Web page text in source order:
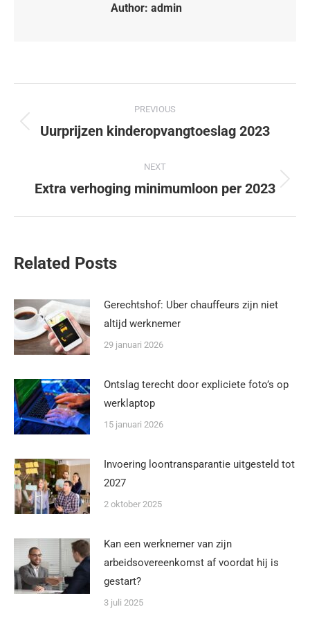
Author: admin
PREVIOUS
Uurprijzen kinderopvangtoeslag 2023
NEXT
Extra verhoging minimumloon per 2023
Related Posts
Gerechtshof: Uber chauffeurs zijn niet
altijd werknemer
29 januari 2026
Ontslag terecht door expliciete foto’s op
werklaptop
15 januari 2026
Invoering loontransparantie uitgesteld tot
2027
2 oktober 2025
Kan een werknemer van zijn
arbeidsovereenkomst af voordat hij is
gestart?
3 juli 2025